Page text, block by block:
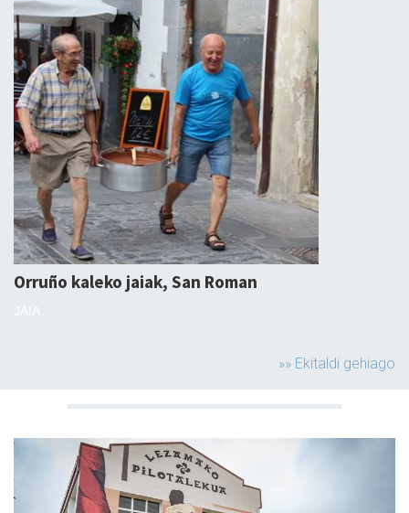
Orruño kaleko jaiak, San Roman
»» Ekitaldi gehiago